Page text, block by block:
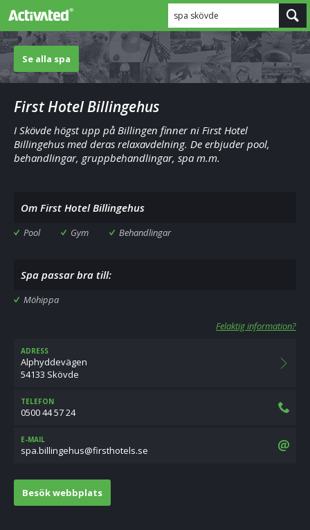
spa skövde
Se alla spa
First Hotel Billingehus
I Skövde högst upp på Billingen finner ni First Hotel
Billingehus med deras relaxavdelning. De erbjuder pool,
behandlingar, gruppbehandlingar, spa m.m.
Om First Hotel Billingehus
Pool Gym Behandlingar
Spa passar bra till:
Möhippa
Felaktig information?
ADRESS
Alphyddevägen
54133 Skövde
TELEFON
0500 44 57 24
E-MAIL
es.sletohtsrif@suhegnillib.aps
Besök webbplats